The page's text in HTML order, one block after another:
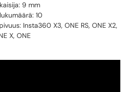
9 mm
10
Insta360 X3, ONE RS, ONE X2,
X, ONE